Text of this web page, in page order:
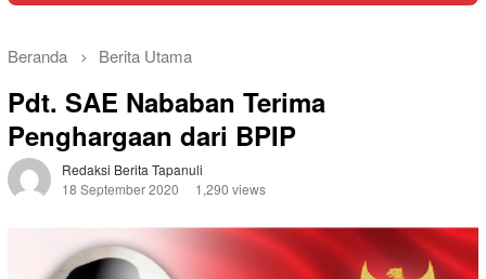
Beranda Berita Utama
Pdt. SAE Nababan Terima
Penghargaan dari BPIP
Redaksi Berita Tapanuli
18 September 2020
1,290 views